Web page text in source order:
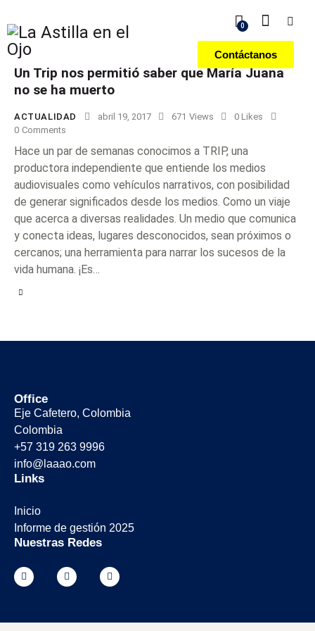
0
Contáctanos
Un Trip nos permitió saber que María Juana
no se ha muerto
ACTUALIDAD abril 19, 2017 671 Views 0 Likes
0 Comments
Hace un par de semanas conocimos a TRIP, una
productora independiente que entiende los medios
audiovisuales como vehículos narrativos, con posibilidad
de generar significados desde los medios. Como un viaje
que acerca a diversas realidades. Un medio que comunica
y conecta ideas, lugares desconocidos, sean próximos o
cercanos; una herramienta para narrar los sucesos de la
vida humana. ¡Es…
Office
Eje Cafetero, Colombia
Colombia
+57 319 263 9996
info@laaao.com
Links
Inicio
Informe de gestión 2025
Nuestras Redes